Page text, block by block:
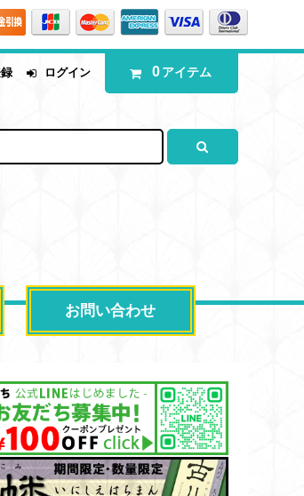
ログイン 0 アイテム
お問い合わせ